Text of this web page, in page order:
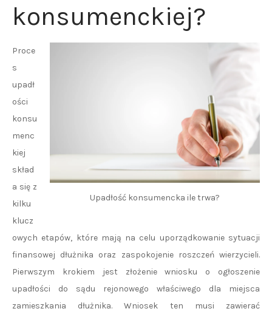
konsumenckiej?
Upadłość konsumencka ile trwa?
Proce
s
upadł
ości
konsu
menc
kiej
skład
a się z
kilku
klucz
owych etapów, które mają na celu uporządkowanie sytuacji
finansowej dłużnika oraz zaspokojenie roszczeń wierzycieli.
Pierwszym krokiem jest złożenie wniosku o ogłoszenie
upadłości do sądu rejonowego właściwego dla miejsca
zamieszkania dłużnika. Wniosek ten musi zawierać